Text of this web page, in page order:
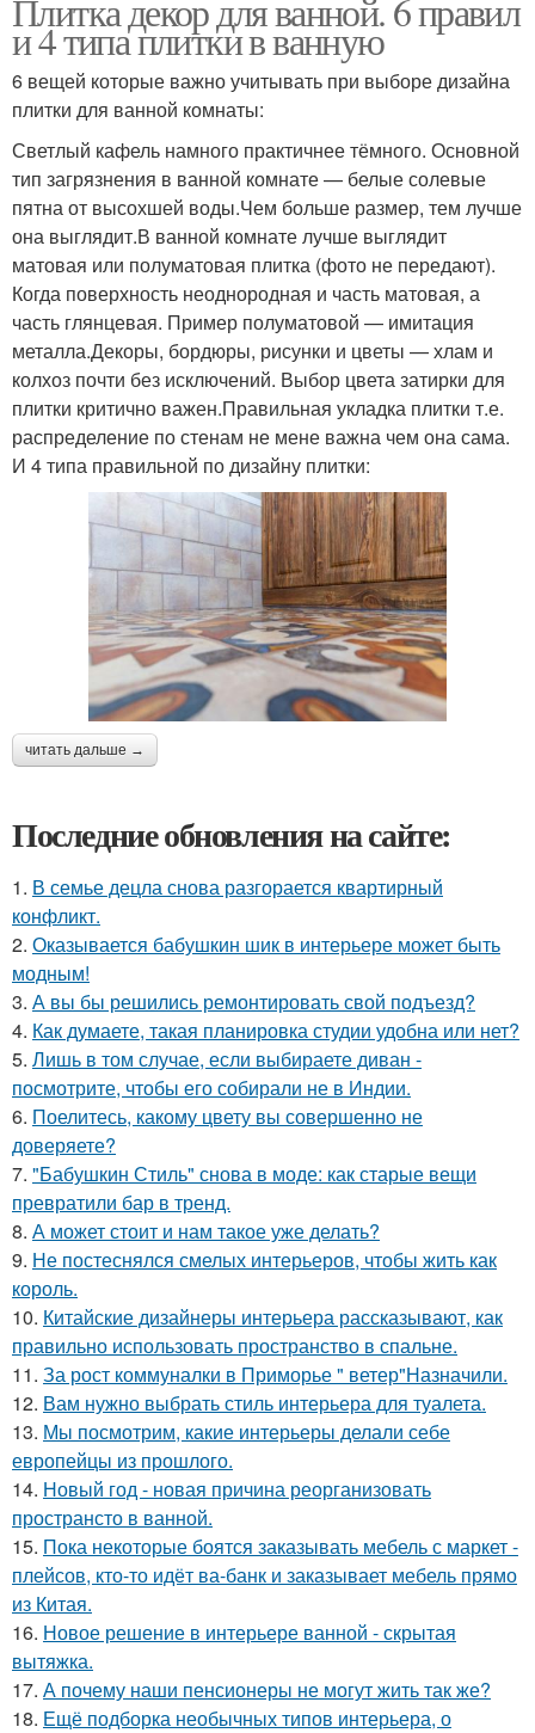
Плитка декор для ванной. 6 правил
и 4 типа плитки в ванную
6 вещей которые важно учитывать при выборе дизайна
плитки для ванной комнаты:
Светлый кафель намного практичнее тёмного. Основной
тип загрязнения в ванной комнате — белые солевые
пятна от высохшей воды.Чем больше размер, тем лучше
она выглядит.В ванной комнате лучше выглядит
матовая или полуматовая плитка (фото не передают).
Когда поверхность неоднородная и часть матовая, а
часть глянцевая. Пример полуматовой — имитация
металла.Декоры, бордюры, рисунки и цветы — хлам и
колхоз почти без исключений. Выбор цвета затирки для
плитки критично важен.Правильная укладка плитки т.е.
распределение по стенам не мене важна чем она сама.
И 4 типа правильной по дизайну плитки:
читать дальше →
Последние обновления на сайте:
1. В семье децла снова разгорается квартирный
конфликт.
2. Оказывается бабушкин шик в интерьере может быть
модным!
3. А вы бы решились ремонтировать свой подъезд?
4. Как думаете, такая планировка студии удобна или нет?
5. Лишь в том случае, если выбираете диван -
посмотрите, чтобы его собирали не в Индии.
6. Поелитесь, какому цвету вы совершенно не
доверяете?
7. "Бабушкин Стиль" снова в моде: как старые вещи
превратили бар в тренд.
8. А может стоит и нам такое уже делать?
9. Не постеснялся смелых интерьеров, чтобы жить как
король.
10. Китайские дизайнеры интерьера рассказывают, как
правильно использовать пространство в спальне.
11. За рост коммуналки в Приморье " ветер"Назначили.
12. Вам нужно выбрать стиль интерьера для туалета.
13. Мы посмотрим, какие интерьеры делали себе
европейцы из прошлого.
14. Новый год - новая причина реорганизовать
пространсто в ванной.
15. Пока некоторые боятся заказывать мебель с маркет -
плейсов, кто-то идёт ва-банк и заказывает мебель прямо
из Китая.
16. Новое решение в интерьере ванной - скрытая
вытяжка.
17. А почему наши пенсионеры не могут жить так же?
18. Ещё подборка необычных типов интерьера, о